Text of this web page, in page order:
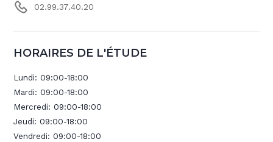
02.99.37.40.20
HORAIRES DE L'ÉTUDE
Lundi:09:00-18:00
Mardi:09:00-18:00
Mercredi:09:00-18:00
Jeudi:09:00-18:00
Vendredi:09:00-18:00